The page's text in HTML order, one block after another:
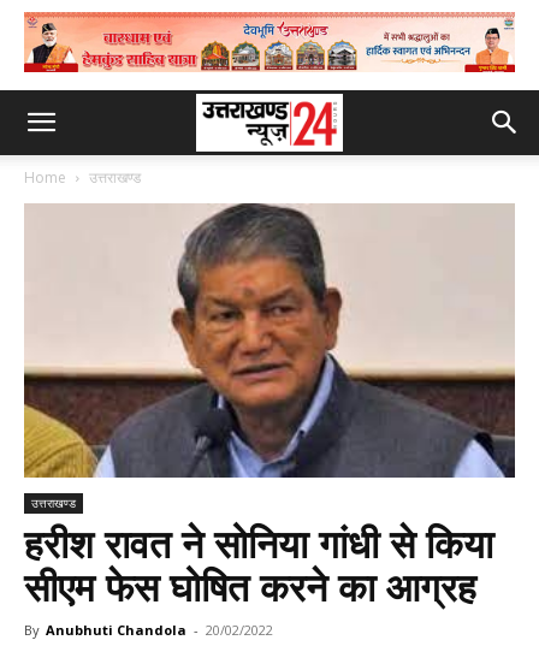
Home उत्तराखण्ड
उत्तराखण्ड
हरीश रावत ने सोनिया गांधी से किया
सीएम फेस घोषित करने का आग्रह
By Anubhuti Chandola - 20/02/2022